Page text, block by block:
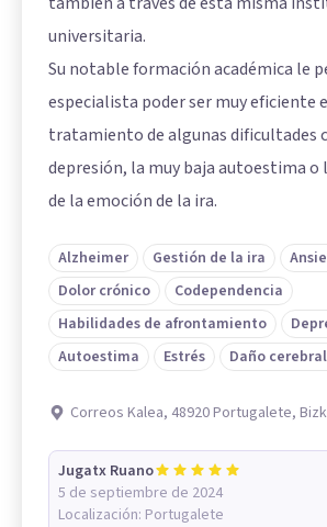
universitaria.
Su notable formación académica le
especialista poder ser muy eficiente
tratamiento de algunas dificultades
depresión, la muy baja autoestima
de la emoción de la ira.
Alzheimer Gestión de la ira
Dolor crónico
Codependencia
Habilidades de afrontamiento
Autoestima
Estrés Daño
Correos Kalea, 48920 Portugalete,
Jugatx Ruano
5 de septiembre de 2024
Localización: Portugalete